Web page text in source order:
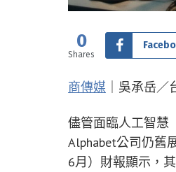
0
Shares
商傳媒 ｜吳承岳／
儘管面臨人工智慧
Alphabet公司仍舊
6月）財報顯示，